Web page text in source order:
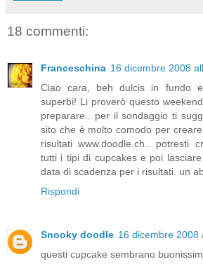
18 commenti:
Franceschina 16 dicembre 2008
Ciao cara, beh dulcis in fundo
superbi! Li proverò questo
preparare.. per il sondaggio ti
sito che è molto comodo per
risultati www.doodle.ch.. potresti
tutti i tipi di cupcakes e poi
data di scadenza per i risultati. un
Rispondi
Snooky doodle 16 dicembre 2008
questi cupcake sembrano